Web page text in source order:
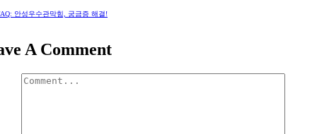
안성우수관막힘, 궁금증 해결!
A Comment